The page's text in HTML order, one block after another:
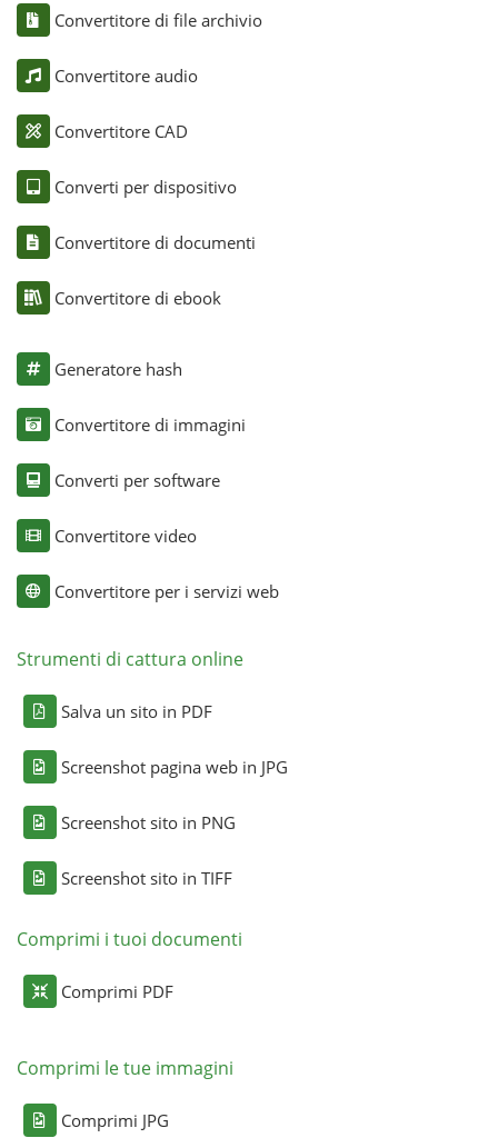
Convertitore di file archivio
Convertitore audio
Convertitore CAD
Converti per dispositivo
Convertitore di documenti
Convertitore di ebook
Generatore hash
Convertitore di immagini
Converti per software
Convertitore video
Convertitore per i servizi web
Strumenti di cattura online
Salva un sito in PDF
Screenshot pagina web in JPG
Screenshot sito in PNG
Screenshot sito in TIFF
Comprimi i tuoi documenti
Comprimi PDF
Comprimi le tue immagini
Comprimi JPG